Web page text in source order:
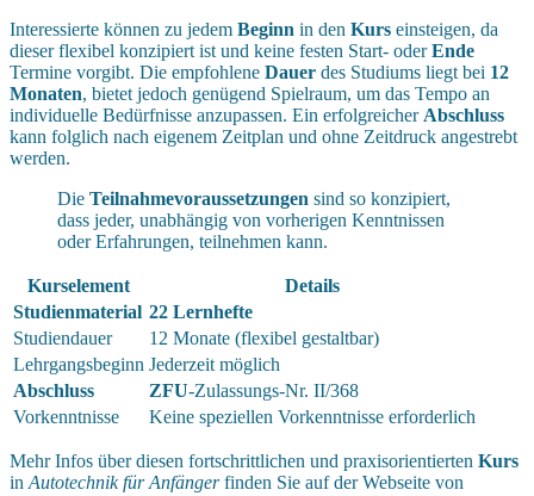
Interessierte können zu jedem Beginn in den Kurs einsteigen, da
dieser flexibel konzipiert ist und keine festen Start- oderEnde
Termine vorgibt. Die empfohlene Dauer des Studiums liegt bei 12
Monaten, bietet jedoch genügend Spielraum, um das Tempo an
individuelle Bedürfnisse anzupassen. Ein erfolgreicher Abschluss
kann folglich nach eigenem Zeitplan und ohne Zeitdruck angestrebt
werden.
Die Teilnahmevoraussetzungen sind so konzipiert,
dass jeder, unabhängig von vorherigen Kenntnissen
oder Erfahrungen, teilnehmen kann.
Kurselement
Details
Studienmaterial 22 Lernhefte
Studiendauer
12 Monate (flexibel gestaltbar)
Lehrgangsbeginn Jederzeit möglich
Abschluss
ZFU-Zulassungs-Nr. II/368
Vorkenntnisse
Keine speziellen Vorkenntnisse erforderlich
Mehr Infos über diesen fortschrittlichen und praxisorientierten Kurs
in Autotechnik für Anfängerfinden Sie auf der Webseite von